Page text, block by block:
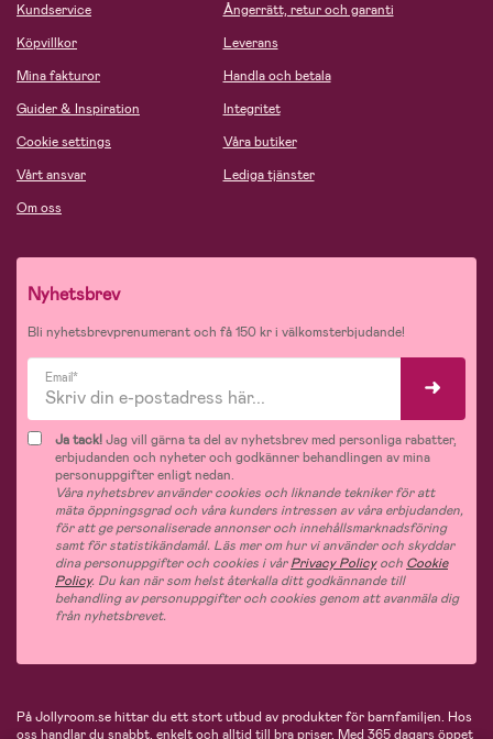
Kundservice
Köpvillkor
Mina fakturor
Guider & Inspiration
Cookie settings
Vårt ansvar
Om oss
Ångerrätt, retur och garanti
Leverans
Handla och betala
Integritet
Våra butiker
Lediga tjänster
Nyhetsbrev
Bli nyhetsbrevprenumerant och få 150 kr i välkomsterbjudande!
Email*
Ja tack!Jag vill gärna ta del av nyhetsbrev med personliga rabatter,
erbjudanden och nyheter och godkänner behandlingen av mina
personuppgifter enligt nedan.
Våra nyhetsbrev använder cookies och liknande tekniker för att
mäta öppningsgrad och våra kunders intressen av våra erbjudanden,
för att ge personaliserade annonser och innehållsmarknadsföring
samt för statistikändamål. Läs mer om hur vi använder och skyddar
dina personuppgifter och cookies i vårPrivacy Policyoch Cookie
Policy. Du kan när som helst återkalla ditt godkännande till
behandling av personuppgifter och cookies genom att avanmäla dig
från nyhetsbrevet.
På Jollyroom.se hittar du ett stort utbud av produkter för barnfamiljen. Hos
oss handlar du snabbt, enkelt och alltid till bra priser. Med 365 dagars öppet